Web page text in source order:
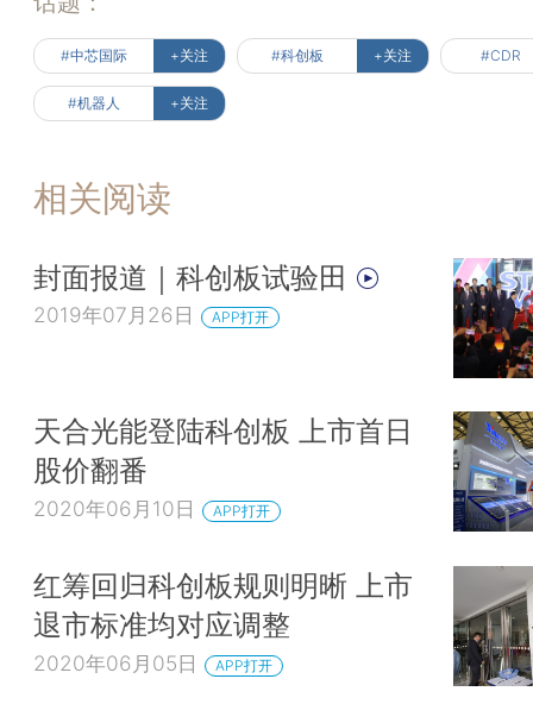
#中芯国际 +关注 #科创板 +关注 #CDR
#机器人 +关注
相关阅读
封面报道｜科创板试验田
2019年07月26日 APP打开
天合光能登陆科创板 上市首日
股价翻番
2020年06月10日 APP打开
红筹回归科创板规则明晰 上市
退市标准均对应调整
2020年06月05日 APP打开